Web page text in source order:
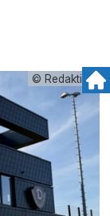
© Redaktion